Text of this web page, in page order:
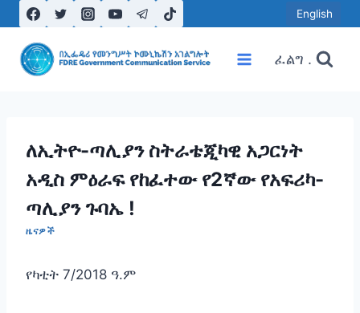
to
content
English
ፈልግ .
ለኢትዮ-ጣሊያን ስትራቴጂካዊ አጋርነት
አዲስ ምዕራፍ የከፈተው የ2ኛው የአፍሪካ-
ጣሊያን ጉባኤ !
ዜናዎች
የካቲት 7/2018 ዓ.ም